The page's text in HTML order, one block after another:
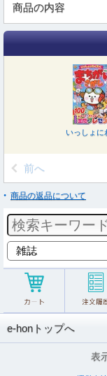
商品の内容
前へ
商品の返品について
e-honトップへ
表